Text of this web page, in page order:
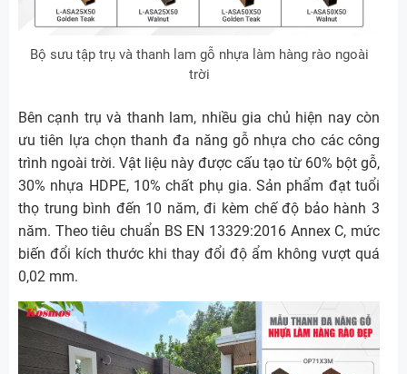
Bộ sưu tập trụ và thanh lam gỗ nhựa làm hàng rào ngoài
trời
Bên cạnh trụ và thanh lam, nhiều gia chủ hiện nay còn
ưu tiên lựa chọn thanh đa năng gỗ nhựa cho các công
trình ngoài trời. Vật liệu này được cấu tạo từ 60% bột gỗ,
30% nhựa HDPE, 10% chất phụ gia. Sản phẩm đạt tuổi
thọ trung bình đến 10 năm, đi kèm chế độ bảo hành 3
năm. Theo tiêu chuẩn BS EN 13329:2016 Annex C, mức
biến đổi kích thước khi thay đổi độ ẩm không vượt quá
0,02 mm.